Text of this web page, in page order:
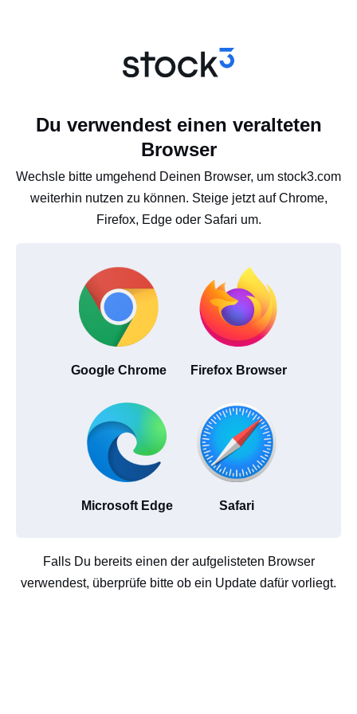
Du verwendest einen veralteten
Browser
Wechsle bitte umgehend Deinen Browser, um stock3.com
weiterhin nutzen zu können. Steige jetzt auf Chrome,
Firefox, Edge oder Safari um.
Google Chrome Firefox Browser
Microsoft Edge Safari
Falls Du bereits einen der aufgelisteten Browser
verwendest, überprüfe bitte ob ein Update dafür vorliegt.